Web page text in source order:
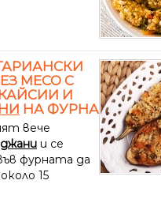
МЕСО С
И
НА ФУРНА
вече
и се
фурната да
15